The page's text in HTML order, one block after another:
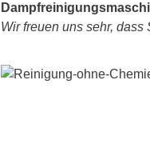
Wir freuen uns sehr,